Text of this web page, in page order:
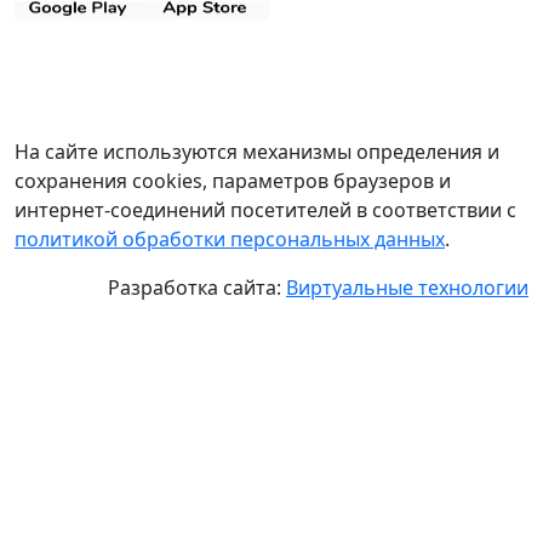
На сайте используются механизмы определения и
сохранения cookies, параметров браузеров и
интернет-соединений посетителей в соответствии с
политикой обработки персональных данных.
Разработка сайта: Виртуальные технологии